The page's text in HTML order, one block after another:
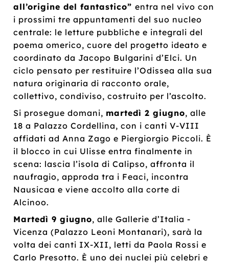
all’origine del fantastico”entra nel vivo con
i prossimi tre appuntamenti del suo nucleo
centrale: le letture pubbliche e integrali del
poema omerico, cuore del progetto ideato e
coordinato da Jacopo Bulgarini d’Elci. Un
ciclo pensato per restituire l’Odissea alla sua
natura originaria di racconto orale,
collettivo, condiviso, costruito per l’ascolto.
Si prosegue domani, martedì 2 giugno, alle
18 a Palazzo Cordellina, con i canti V-VIII
affidati ad Anna Zago e Piergiorgio Piccoli. È
il blocco in cui Ulisse entra finalmente in
scena: lascia l’isola di Calipso, affronta il
naufragio, approda tra i Feaci, incontra
Nausicaa e viene accolto alla corte di
Alcinoo.
Martedì 9 giugno, alle Gallerie d’Italia -
Vicenza (Palazzo Leoni Montanari), sarà la
volta dei canti IX-XII, letti da Paola Rossi e
Carlo Presotto. È uno dei nuclei più celebri e